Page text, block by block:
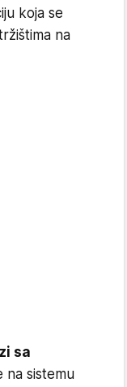
koja se
na
sa
na sistemu